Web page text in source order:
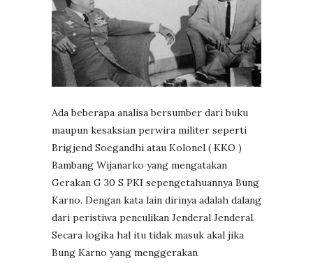
Ada beberapa analisa bersumber dari buku
maupun kesaksian perwira militer seperti
Brigjend Soegandhi atau Kolonel ( KKO )
Bambang Wijanarko yang mengatakan
Gerakan G 30 S PKI sepengetahuannya Bung
Karno. Dengan kata lain dirinya adalah dalang
dari peristiwa penculikan Jenderal Jenderal.
Secara logika hal itu tidak masuk akal jika
Bung Karno yang menggerakan